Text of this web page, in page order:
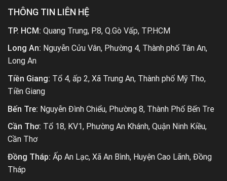
THÔNG TIN LIÊN HỆ
TP. HCM: Quang Trung, P.8, Q.Gò Vấp, TP.HCM
Long An: Nguyễn Cửu Vân, Phường 4, Thành phố Tân An,
Long An
Tiền Giang: Tổ 4, ấp 2, Xã Trung An, Thành phố Mỹ Tho,
Tiền Giang
Bến Tre: Nguyễn Đình Chiểu, Phường 8, Thành Phố Bến Tre
Cần Thơ: Tổ 18, KV1, Phường An Khánh, Quận Ninh Kiều,
Cần Thơ
Đồng Tháp: Ấp An Lạc, Xã An Bình, Huyện Cao Lãnh, Đồng
Tháp